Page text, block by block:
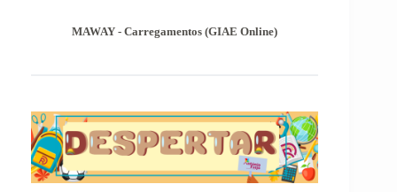
MAWAY - Carregamentos (GIAE Online)